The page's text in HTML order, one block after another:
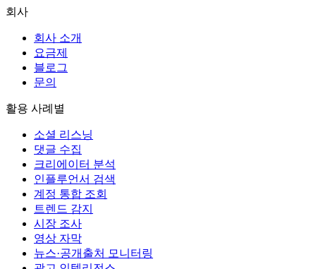
회사
회사 소개
요금제
블로그
문의
활용 사례별
소셜 리스닝
댓글 수집
크리에이터 분석
인플루언서 검색
계정 통합 조회
트렌드 감지
시장 조사
영상 자막
뉴스·공개출처 모니터링